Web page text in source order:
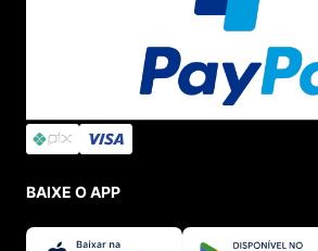
BAIXE O APP